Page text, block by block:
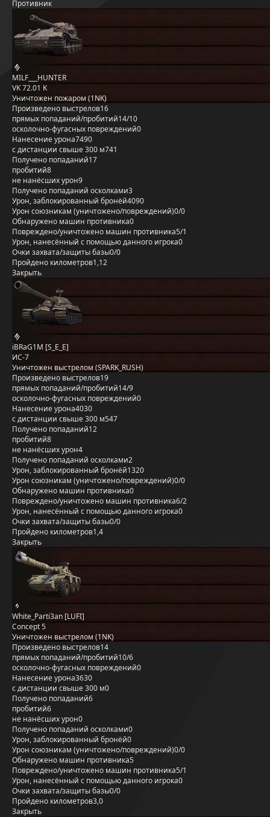
Противник
MILF___HUNTER
VK 72.01 K
Уничтожен пожаром (1NK)
Произведено выстрелов16
прямых попаданий/пробитий14/10
осколочно-фугасных повреждений0
Нанесение урона7490
с дистанции свыше 300 м741
Получено попаданий17
пробитий8
не нанёсших урон9
Получено попаданий осколками3
Урон, заблокированный бронёй4090
Урон союзникам (уничтожено/повреждений)0/0
Обнаружено машин противника0
Повреждено/уничтожено машин противника5/1
Урон, нанесённый с помощью данного игрока0
Очки захвата/защиты базы0/0
Пройдено километров1,12
Закрыть
iBRaG1M [S_E_E]
ИС-7
Уничтожен выстрелом (SPARK_RUSH)
Произведено выстрелов19
прямых попаданий/пробитий14/9
осколочно-фугасных повреждений0
Нанесение урона4030
с дистанции свыше 300 м547
Получено попаданий12
пробитий8
не нанёсших урон4
Получено попаданий осколками2
Урон, заблокированный бронёй1320
Урон союзникам (уничтожено/повреждений)0/0
Обнаружено машин противника0
Повреждено/уничтожено машин противника6/2
Урон, нанесённый с помощью данного игрока0
Очки захвата/защиты базы0/0
Пройдено километров1,4
Закрыть
White_Parti3an [LUFI]
Concept 5
Уничтожен выстрелом (1NK)
Произведено выстрелов14
прямых попаданий/пробитий10/6
осколочно-фугасных повреждений0
Нанесение урона3630
с дистанции свыше 300 м0
Получено попаданий6
пробитий6
не нанёсших урон0
Получено попаданий осколками0
Урон, заблокированный бронёй0
Урон союзникам (уничтожено/повреждений)0/0
Обнаружено машин противника5
Повреждено/уничтожено машин противника5/1
Урон, нанесённый с помощью данного игрока0
Очки захвата/защиты базы0/0
Пройдено километров3,0
Закрыть